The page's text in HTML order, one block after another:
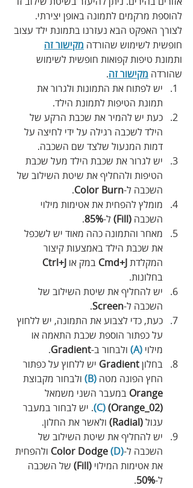
להוספת מרקמים לתמונה באופן יצירתי.
לצורך האפקט הבא נעזרנו בתמונת ילד עצוב
חופשית לשימוש שהורדה מקישור זה
ותמונת טיפות קפואות חופשית לשימוש
שהורדה מקישור זה.
יש לפתוח את התמונות ולגרור את
תמונת הטיפות לתמונת הילד.
כעת יש להמיר את שכבת הרקע של
הילד לשכבה רגילה על ידי לחיצה על
דמות המנעול שלצד שם השכבה.
יש לגרור את שכבת הילד מעל שכבת
הטיפות ולהחליף את שיטת השילוב של
השכבה ל-Color Burn
.
מומלץ להפחית את אטימות מילוי
השכבה (Fill) ל-85%
.
מאחר והתמונה כהה מאוד יש לשכפל
את שכבת הילד באמצעות קיצור
המקלדת Cmd+J במק או Ctrl+J
בחלונות.
יש להחליף את שיטת השילוב של
השכבה ל-Screen
.
כעת, כדי לצבוע את התמונה, יש ללחוץ
על כפתור הוספת שכבת התאמה או
מילוי (A) ולבחור ב-Gradient
.
בחלון Gradient יש ללחוץ על כפתור
החץ הפונה מטה (B)
ולבחור מקבוצת
Orange במעבר השני משמאל
(Orange_02)
(C)
. יש לבחור במעבר
עגול (Radial)
ולאשר את החלון.
יש להחליף את שיטת השילוב של
השכבה ל-(D)
ולהפחית
את אטימות המילוי (Fill)
של השכבה
ל-50%
.